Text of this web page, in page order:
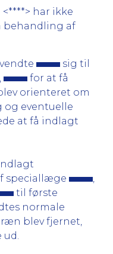
har ikke
behandling af
sig til
for at få
orienteret om
eventuelle
at få indlagt
speciallæge
til første
normale
blev fjernet,